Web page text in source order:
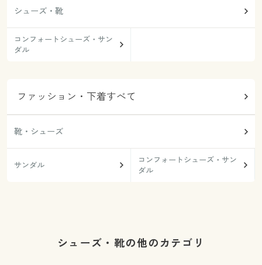
シューズ・靴
コンフォートシューズ・サン
ダル
ファッション・下着すべて
靴・シューズ
サンダル
コンフォートシューズ・サン
ダル
シューズ・靴の他のカテゴリ